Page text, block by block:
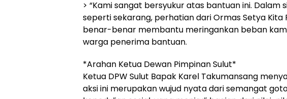
> “Kami sangat bersyukur atas bantuan ini. Dalam
seperti sekarang, perhatian dari Ormas Setya Kita
benar-benar membantu meringankan beban
warga penerima bantuan.
*Arahan Ketua Dewan Pimpinan Sulut*
Ketua DPW Sulut Bapak Karel Takumansang
aksi ini merupakan wujud nyata dari semangat